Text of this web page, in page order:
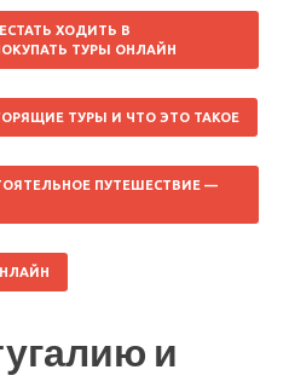
ХОДИТЬ В
ТУРЫ ОНЛАЙН
ТУРЫ И ЧТО ЭТО ТАКОЕ
ПУТЕШЕСТВИЕ —
и